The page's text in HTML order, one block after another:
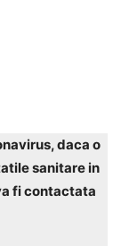
daca o
sanitare in
fi contactata